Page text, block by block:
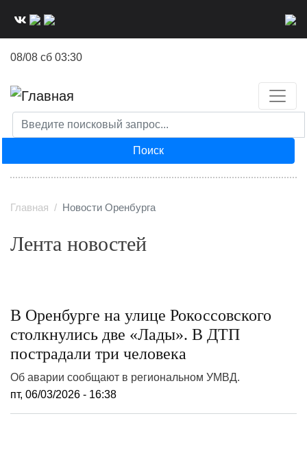
08/08 сб 03:30
Поиск
Главная Новости Оренбурга
Лента новостей
В Оренбурге на улице Рокоссовского
столкнулись две «Лады». В ДТП
пострадали три человека
Об аварии сообщают в региональном УМВД.
пт, 06/03/2026 - 16:38